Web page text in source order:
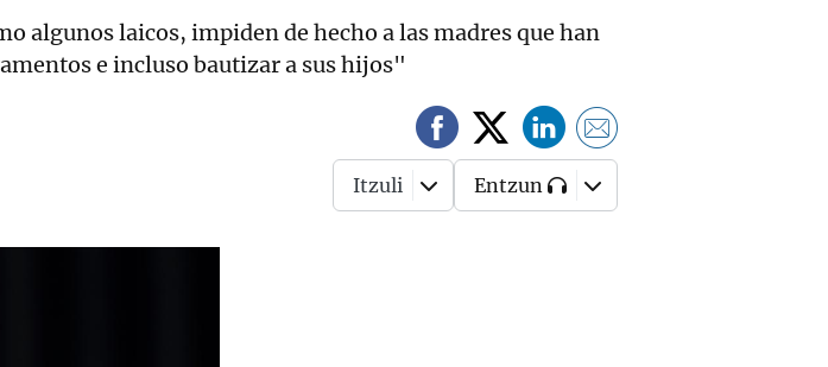
algunos laicos, impiden de hecho a las madres que han
e incluso bautizar a sus hijos"
Itzuli Entzun